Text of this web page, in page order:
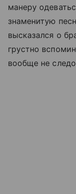
манеру
знаменитую
высказался о
грустно
вообще не